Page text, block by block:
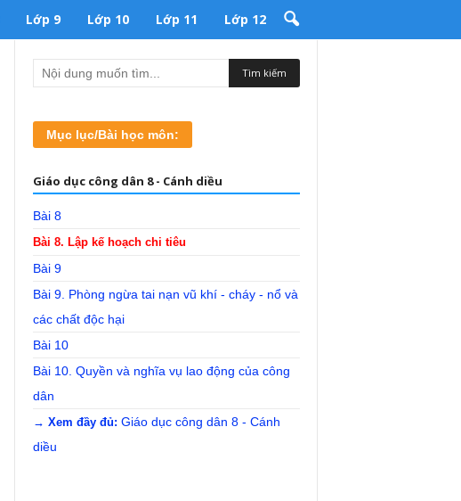
Lớp 9 Lớp 10 Lớp 11 Lớp 12
Mục lục/Bài học môn:
Giáo dục công dân 8 - Cánh diều
Bài 8
Bài 8. Lập kế hoạch chi tiêu
Bài 9
Bài 9. Phòng ngừa tai nạn vũ khí - cháy - nổ và
các chất độc hại
Bài 10
Bài 10. Quyền và nghĩa vụ lao động của công
dân
→ Xem đầy đủ: Giáo dục công dân 8 - Cánh
diều